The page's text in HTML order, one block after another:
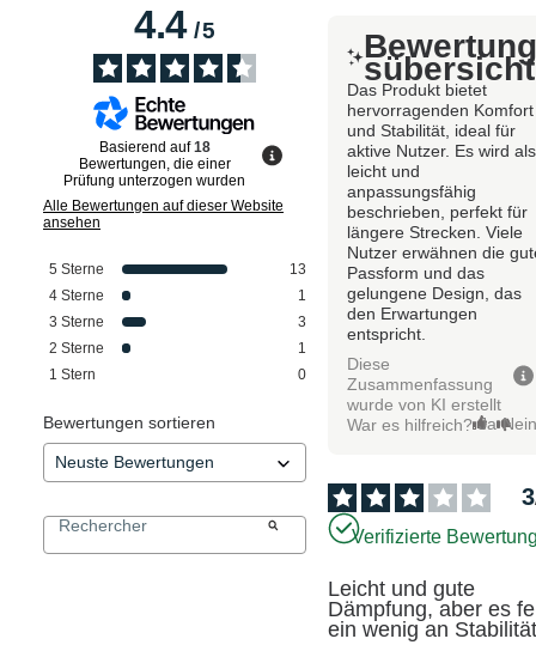
4.4/5
Basierend auf18
Bewertungen, die einer
Prüfung unterzogen wurden
Alle Bewertungen auf dieser Website
ansehen
5 Sterne
13
4 Sterne
1
3 Sterne
3
2 Sterne
1
1 Stern 0
Bewertungen sortieren
sübersicht
Das Produkt bietet
hervorragenden Komfort
und Stabilität, ideal für
aktive Nutzer. Es wird als
leicht und
anpassungsfähig
beschrieben, perfekt für
längere Strecken. Viele
Nutzer erwähnen die
Passform und das
gelungene Design, das
den Erwartungen
entspricht.
Diese
Zusammenfassung
wurde von KI erstellt
War es hilfreich? Ja
3
Verifizierte
Leicht und gute
Dämpfung, aber es
ein wenig an